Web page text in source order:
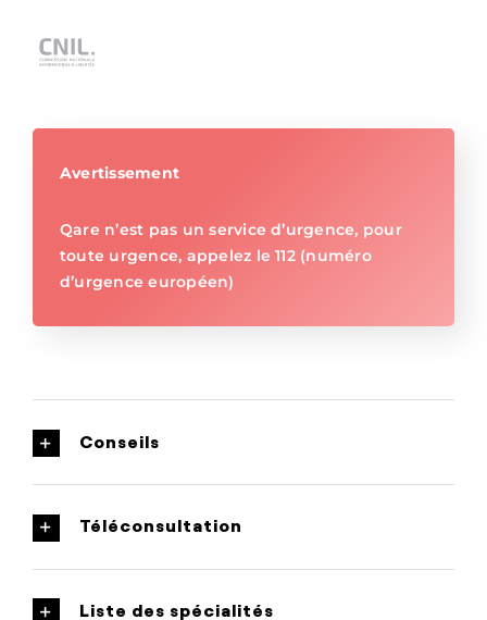
Avertissement
Qare n’est pas un service d’urgence, pour
toute urgence, appelez le 112 (numéro
d’urgence européen)
Conseils
Téléconsultation
Liste des spécialités